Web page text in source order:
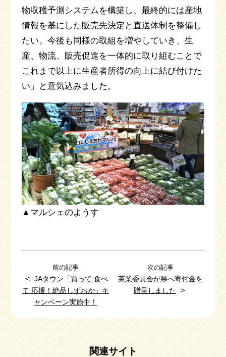
物収穫予測システムを構築し、最終的には産地
情報を基にした販売先決定と直送体制を整備し
たい。今後も同様の取組を増やしていき、生
産、物流、販売促進を一体的に取り組むことで
これまで以上に生産者所得の向上に結び付けた
い」と意気込みました。
▲マルシェのようす
前の記事
＜JAタウン「買って 食べ
て 応援！絶品しずおか」キ
ャンペーン実施中！
次の記事
茶業委員会が県へ寄付金を
贈呈しました
＞
関連サイト